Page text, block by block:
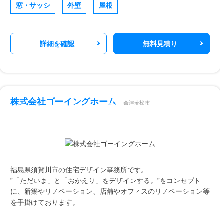
窓・サッシ 外壁 屋根
詳細を確認 無料見積り
株式会社ゴーイングホーム 会津若松市
福島県須賀川市の住宅デザイン事務所です。
”「ただいま」と「おかえり」をデザインする。”をコンセプト
に、新築やリノベーション、店舗やオフィスのリノベーション等
を手掛けております。